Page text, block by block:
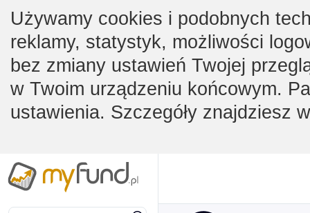
Używamy cookies i podobnych
reklamy, statystyk, możliwości
bez zmiany ustawień Twojej
w Twoim urządzeniu końcowym.
ustawienia. Szczegóły znajdziesz